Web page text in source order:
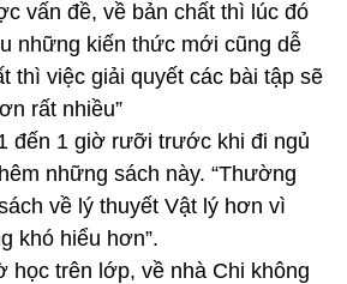
vấn đề, về bản chất thì lúc đó
những kiến thức mới cũng dễ
thì việc giải quyết các bài tập sẽ
rất nhiều”
đến 1 giờ rưỡi trước khi đi ngủ
những sách này. “Thường
về lý thuyết Vật lý hơn vì
khó hiểu hơn”.
học trên lớp, về nhà Chi không